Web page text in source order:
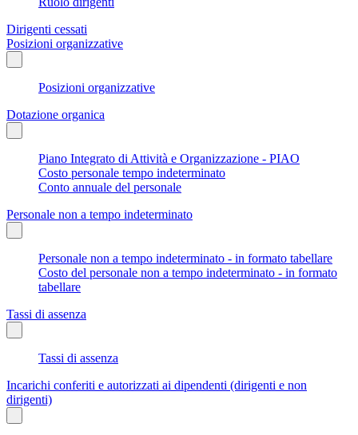
Dirigenti cessati
Posizioni organizzative
Posizioni organizzative
Dotazione organica
Piano Integrato di Attività e Organizzazione - PIAO
Costo personale tempo indeterminato
Conto annuale del personale
Personale non a tempo indeterminato
Personale non a tempo indeterminato - in formato tabellare
Costo del personale non a tempo indeterminato - in formato
tabellare
Tassi di assenza
Tassi di assenza
Incarichi conferiti e autorizzati ai dipendenti (dirigenti e non
dirigenti)